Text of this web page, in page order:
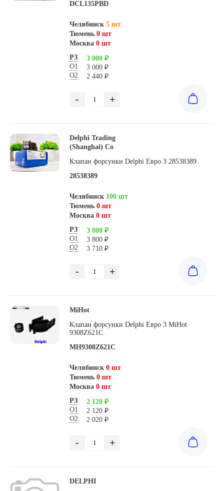
DCL135PBD
Челябинск 5 шт
Тюмень 0 шт
Москва 0 шт
РЗ
3 000 ₽
О1
3 000 ₽
О2
2 440 ₽
- +
Delphi Trading
(Shanghai) Co
Клапан форсунки Delphi Евро 3 28538389
28538389
Челябинск 100 шт
Тюмень 0 шт
Москва 0 шт
РЗ
3 800 ₽
О1
3 800 ₽
О2
3 710 ₽
- +
MiHot
Клапан форсунки Delphi Евро 3 MiHot
9308Z621C
MH9308Z621C
Челябинск 0 шт
Тюмень 0 шт
Москва 0 шт
РЗ
2 120 ₽
О1
2 120 ₽
О2
2 020 ₽
- +
DELPHI